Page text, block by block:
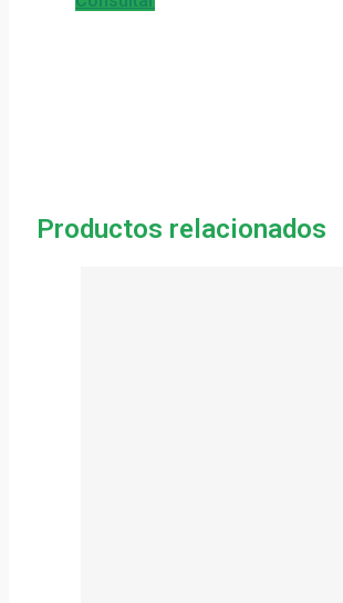
Productos relacionados